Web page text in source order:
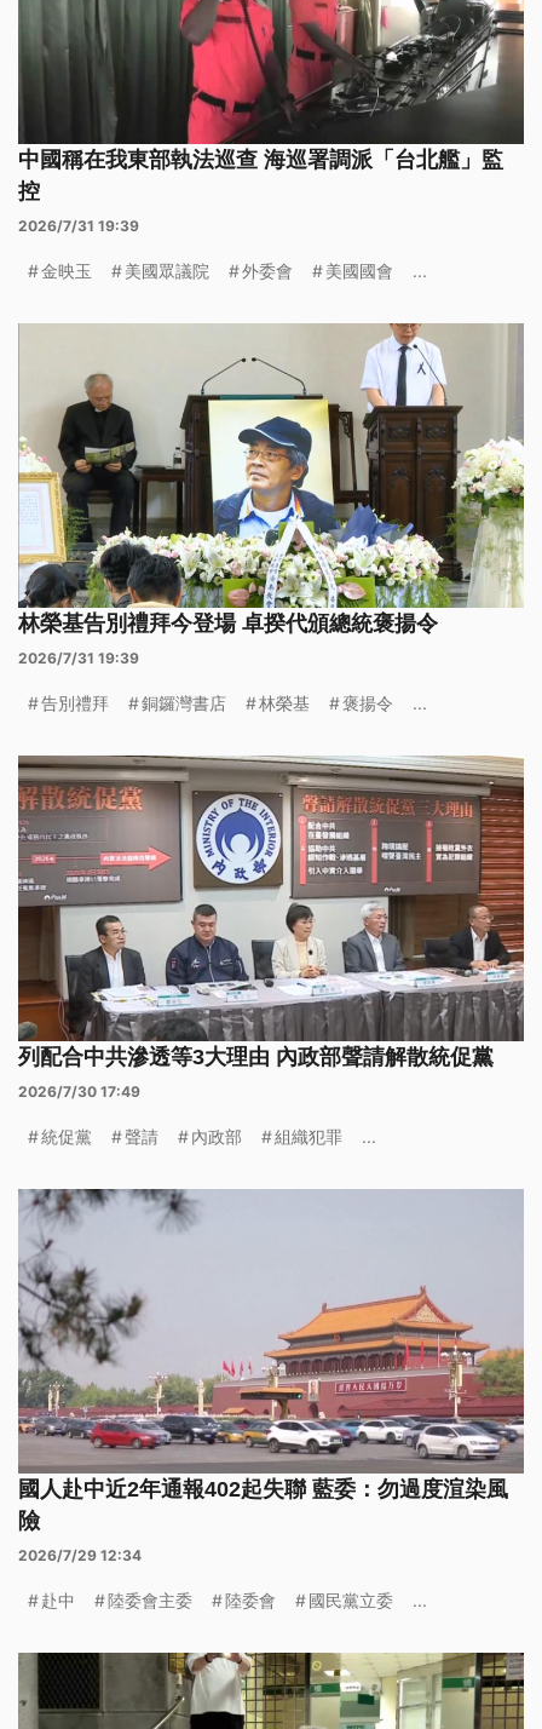
中國稱在我東部執法巡查 海巡署調派「台北艦」監
控
2026/7/31 19:39
金映玉 美國眾議院 外委會 美國國會 ...
林榮基告別禮拜今登場 卓揆代頒總統褒揚令
2026/7/31 19:39
告別禮拜 銅鑼灣書店 林榮基 褒揚令 ...
列配合中共滲透等3大理由 內政部聲請解散統促黨
2026/7/30 17:49
統促黨 聲請 內政部 組織犯罪 ...
國人赴中近2年通報402起失聯 藍委：勿過度渲染風
險
2026/7/29 12:34
赴中 陸委會主委 陸委會 國民黨立委 ...